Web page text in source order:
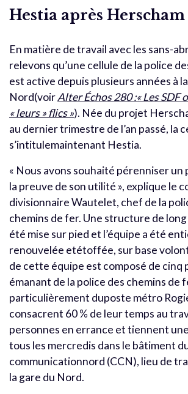
Hestia après Herscham
En matière de travail avec les sans-
relevons qu’une cellule de la police
est active depuis plusieurs années à
Nord(voirAlter Échos 280 :« Les SDF
« leurs » flics »). Née du projet
au dernier trimestre de l’an passé, la
s’intitulemaintenant Hestia.
« Nous avons souhaité pérenniser un
la preuve de son utilité », explique le
divisionnaire Wautelet, chef de la
chemins de fer. Une structure de
été mise sur pied et l’équipe a été
renouvelée etétoffée, sur base
de cette équipe est composé de cinq
émanant de la police des chemins de
particulièrement duposte métro
consacrent 60 % de leur temps au
personnes en errance et tiennent
tous les mercredis dans le bâtiment
communicationnord (CCN), lieu de
la gare du Nord.